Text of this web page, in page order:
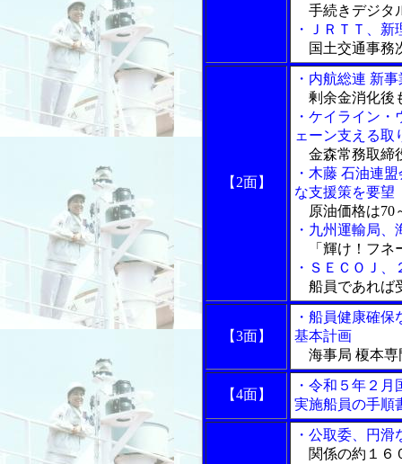
手続きデジタ
・ＪＲＴＴ、
国土交通事務
【2面】
・内航総連 新
剰余金消化後
・ケイライン
ェーン支える取
金森常務取締
・木藤 石油連
な支援策を要望
原油価格は70
・九州運輸局
「輝け！フネ
・ＳＥＣＯＪ
船員であれば
【3面】
・船員健康確
基本計画
海事局 榎本
【4面】
・令和５年２
実施船員の手
・公取委、円
関係の約１６